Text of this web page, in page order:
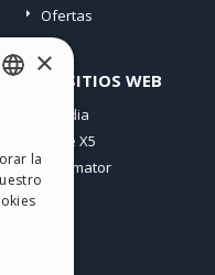
Ofertas
OTROS SITIOS WEB
Incomedia
WebSite X5
WebAnimator
×
la